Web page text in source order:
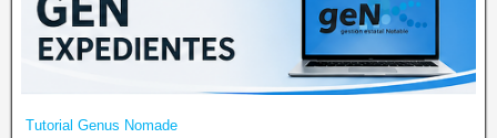
Tutorial Genus Nomade